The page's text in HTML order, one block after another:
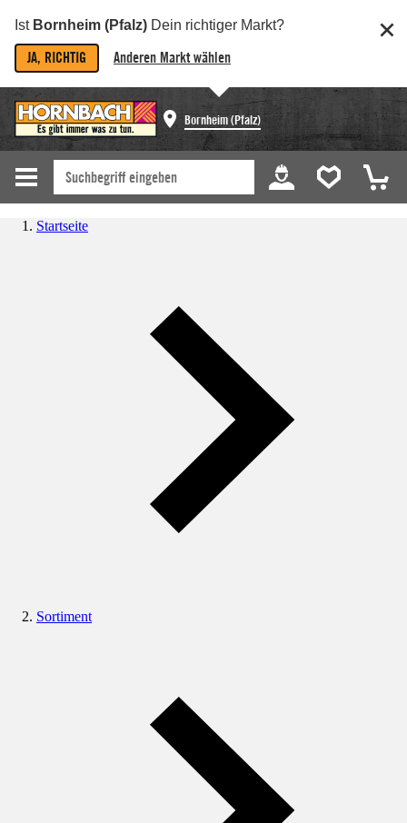
Ist Bornheim (Pfalz) Dein richtiger Markt?
JA, RICHTIG Anderen Markt wählen
Bornheim (Pfalz)
Startseite
Sortiment